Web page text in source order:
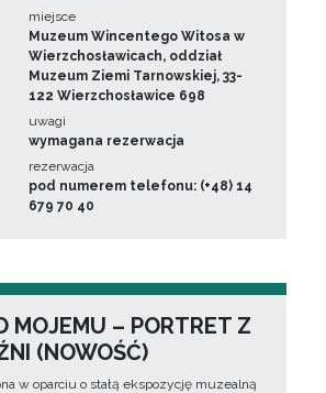
miejsce
Muzeum Wincentego Witosa w
Wierzchosławicach, oddział
Muzeum Ziemi Tarnowskiej, 33-
122 Wierzchosławice 698
uwagi
wymagana rezerwacja
rezerwacja
pod numerem telefonu: (+48) 14
679 70 40
MOJEMU – PORTRET Z
(NOWOŚĆ)
w oparciu o stałą ekspozycję muzealną